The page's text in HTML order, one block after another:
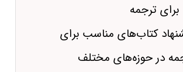
برای ترجمه
کتاب‌های مناسب برای
در حوزه‌های مختلف